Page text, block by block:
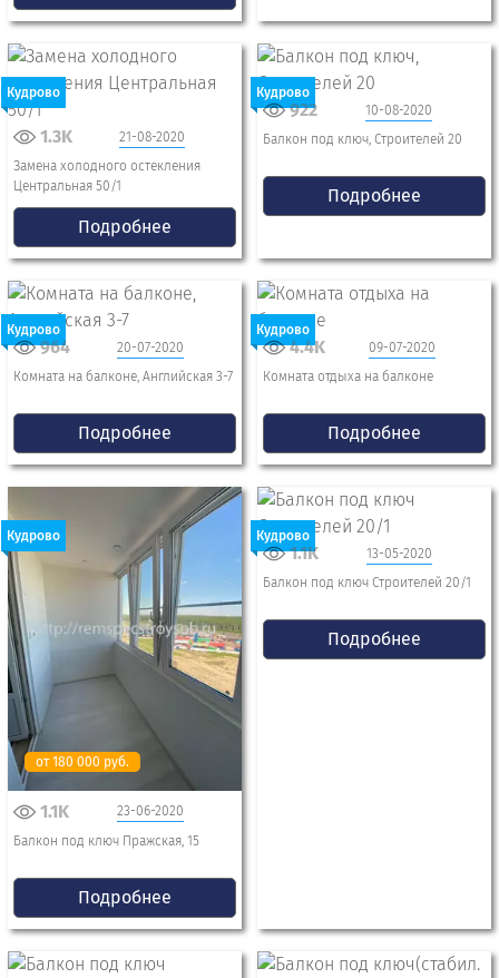
Кудрово
21-08-2020
1.3K
Замена холодного остекления
Центральная 50/1
Подробнее
Кудрово
10-08-2020
922
Балкон под ключ, Строителей 20
Подробнее
Кудрово
20-07-2020
964
Комната на балконе, Английская 3-7
Подробнее
Кудрово
09-07-2020
4.4K
Комната отдыха на балконе
Подробнее
Кудрово
от 180 000 руб.
23-06-2020
1.1K
Балкон под ключ Пражская, 15
Подробнее
Кудрово
13-05-2020
1.1K
Балкон под ключ Строителей 20/1
Подробнее